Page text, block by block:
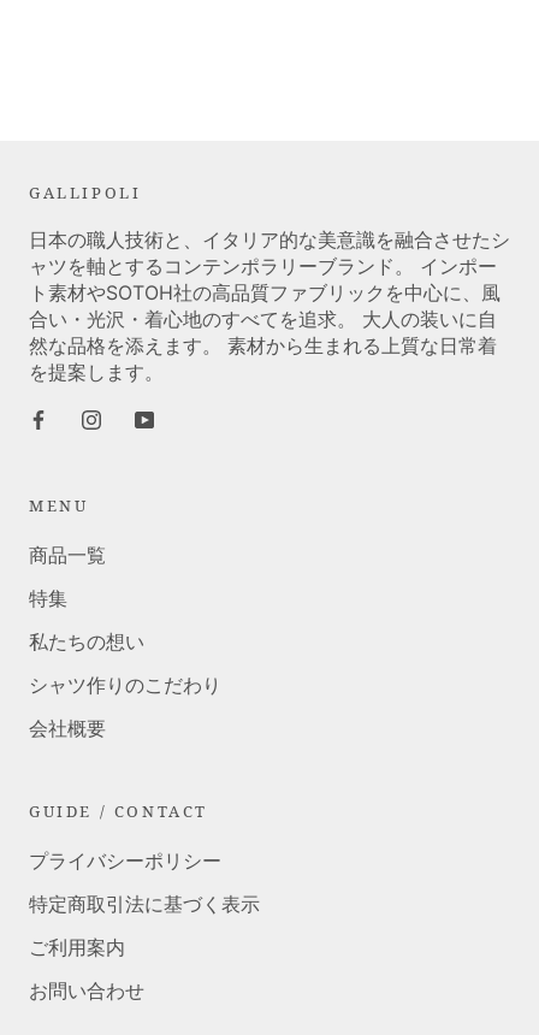
GALLIPOLI
日本の職人技術と、イタリア的な美意識を融合させたシ
ャツを軸とするコンテンポラリーブランド。 インポー
ト素材やSOTOH社の高品質ファブリックを中心に、風
合い・光沢・着心地のすべてを追求。 大人の装いに自
然な品格を添えます。 素材から生まれる上質な日常着
を提案します。
MENU
商品一覧
特集
私たちの想い
シャツ作りのこだわり
会社概要
GUIDE / CONTACT
プライバシーポリシー
特定商取引法に基づく表示
ご利用案内
お問い合わせ